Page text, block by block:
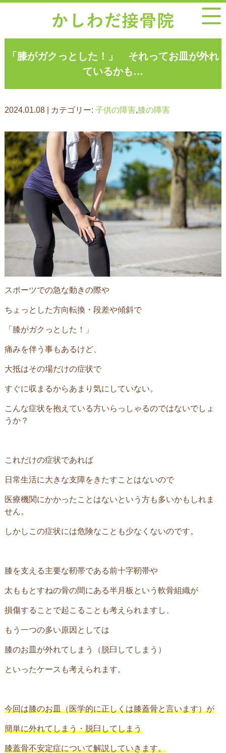
「膝がガクっとした！」 それってお皿が外れ
ているかも…
2024.01.08 | カテゴリー: 子供の障害,膝の障害
スポーツでの急な動きの際や
ちょっとした方向転換・段差や傾斜で
「膝がガクっとした！」
痛みを伴う事もあるけど、
大抵はその場だけの症状で
すぐに収まるからあまり気にしていない。
こんな症状を抱えている方いらっしゃるのではないでしょ
うか？
これだけの症状であれば
日常生活に大きな支障をきたすことはないので
医療機関にかかったことはないという方も多いかもしれま
せん。
しかしこの症状には危険なことも少なくないのです。
膝を支える主要な靭帯である前十字靭帯や
太ももとすねの骨の間にある半月板という軟骨組織が
損傷することで起こることも考えられますし、
もう一つの多い原因としては
膝のお皿が外れてしまう（脱臼してしまう）
といったケースも考えられます。
今回は膝のお皿（医学的に正しくは膝蓋骨と言います）が
簡単に外れてしまう・脱臼してしまう
膝蓋骨不安定症について解説していきます。